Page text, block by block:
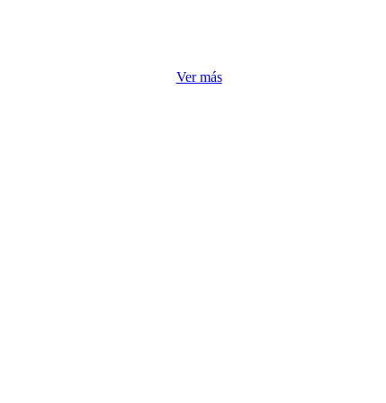
Ver más